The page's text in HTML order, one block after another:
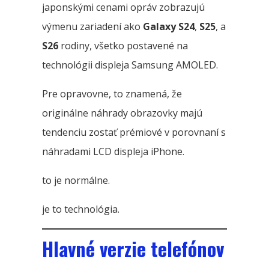
japonskými cenami opráv zobrazujú
výmenu zariadení ako Galaxy S24, S25, a
S26 rodiny, všetko postavené na
technológii displeja Samsung AMOLED.
Pre opravovne, to znamená, že
originálne náhrady obrazovky majú
tendenciu zostať prémiové v porovnaní s
náhradami LCD displeja iPhone.
to je normálne.
je to technológia.
Hlavné verzie telefónov